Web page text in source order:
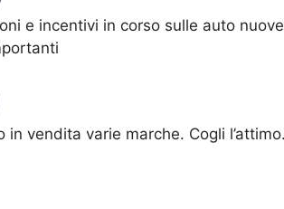
e incentivi in corso sulle auto
in vendita varie marche. Cogli l’attimo.